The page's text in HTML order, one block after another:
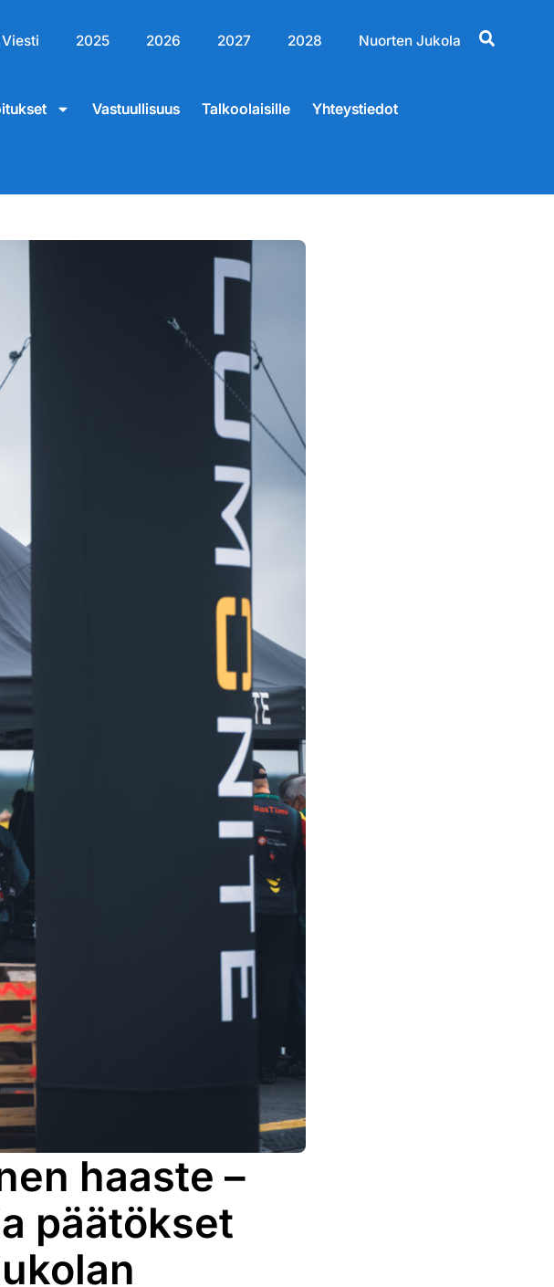
2025 2026 2027 2028 Nuorten Jukola
Vastuullisuus Talkoolaisille Yhteystiedot
haaste –
päätökset